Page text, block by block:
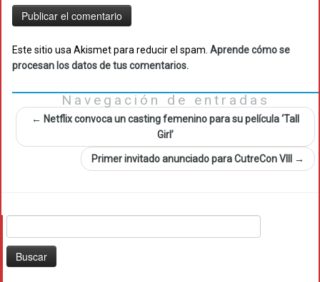
Este sitio usa Akismet para reducir el spam. Aprende cómo se
procesan los datos de tus comentarios.
Navegación de entradas
← Netflix convoca un casting femenino para su película ‘Tall
Girl’
Primer invitado anunciado para CutreCon VIII →